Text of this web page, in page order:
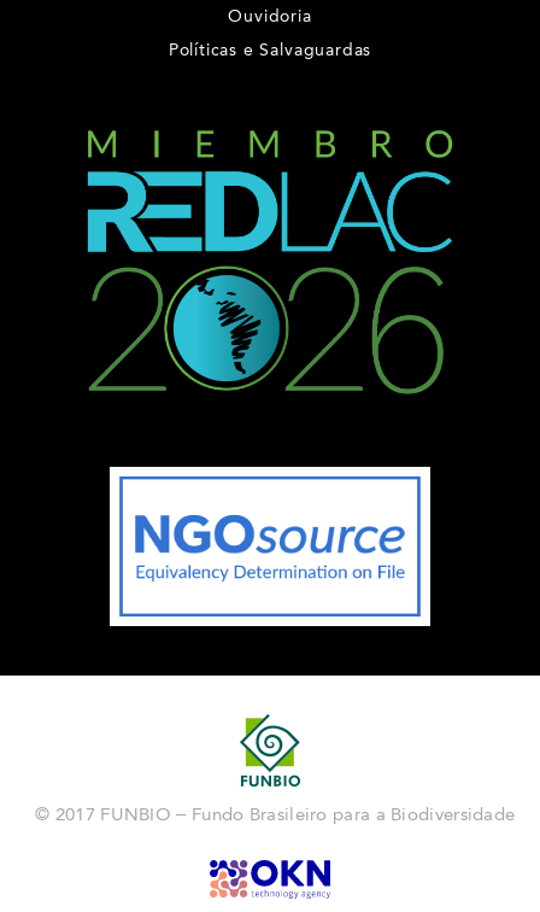
Ouvidoria
Políticas e Salvaguardas
© 2017 FUNBIO – Fundo Brasileiro para a Biodiversidade